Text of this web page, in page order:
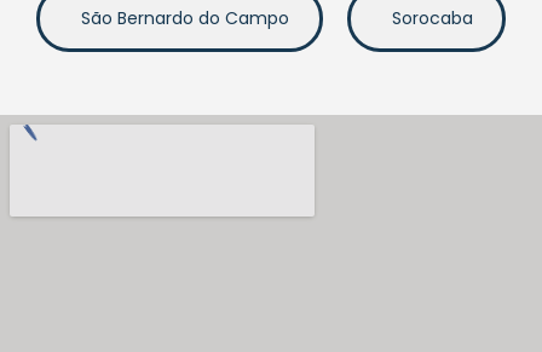
São Bernardo do Campo Sorocaba